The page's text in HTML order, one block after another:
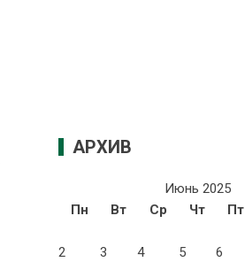
АРХИВ
Июнь 2025
Пн
Вт Ср Чт Пт
2
3 4 5 6